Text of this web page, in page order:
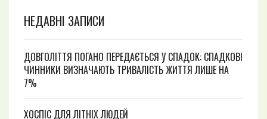
НЕДАВНІ ЗАПИСИ
ДОВГОЛІТТЯ ПОГАНО ПЕРЕДАЄТЬСЯ У СПАДОК: СПАДКОВІ
ЧИННИКИ ВИЗНАЧАЮТЬ ТРИВАЛІСТЬ ЖИТТЯ ЛИШЕ НА
7%
ХОСПІС ДЛЯ ЛІТНІХ ЛЮДЕЙ